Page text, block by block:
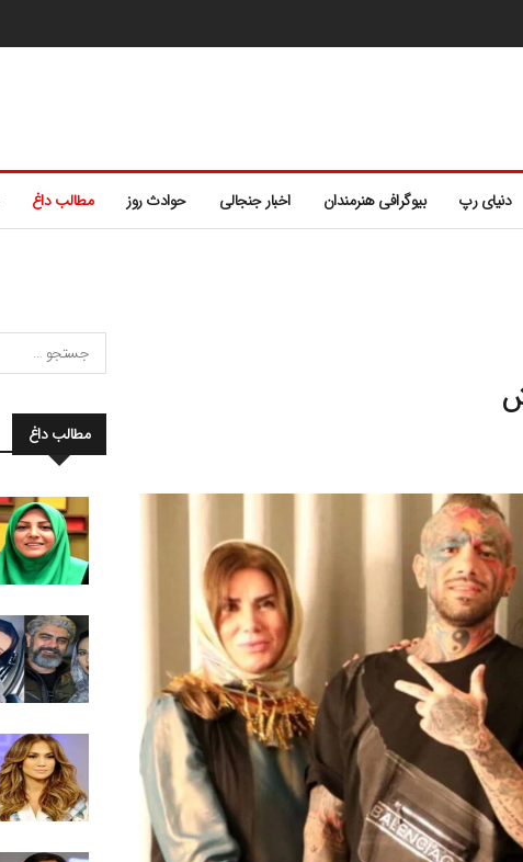
دنیای رپ بیوگرافی هنرمندان اخبار جنجالی حوادث روز مطالب داغ
مطالب داغ